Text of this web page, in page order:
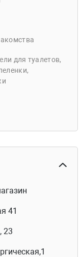
для туалетов,
41
23